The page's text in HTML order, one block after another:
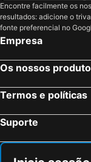
Encontre facilmente os
resultados: adicione o
fonte preferencial no
Empresa
Os nossos
Termos e políticas
Suporte